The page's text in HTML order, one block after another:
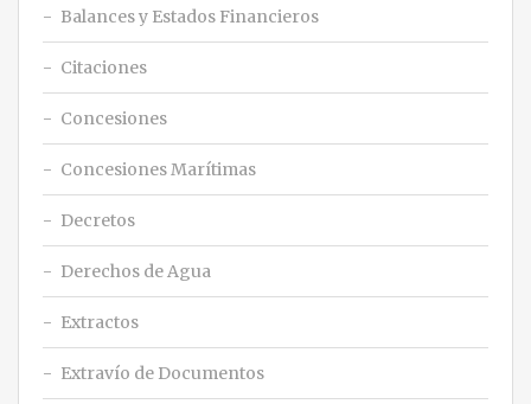
Balances y Estados Financieros
Citaciones
Concesiones
Concesiones Marítimas
Decretos
Derechos de Agua
Extractos
Extravío de Documentos